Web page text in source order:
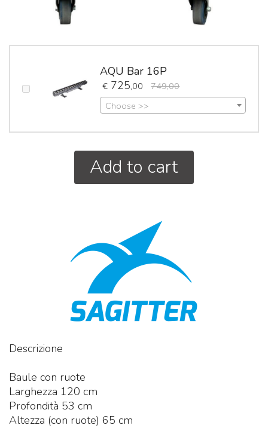
AQU Bar 16P
€ 725,00
749,00
Choose >>
Add to cart
Descrizione
Baule con ruote
Larghezza 120 cm
Profondità 53 cm
Altezza (con ruote) 65 cm